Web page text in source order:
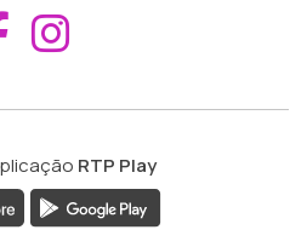
Aceder ao
RTP Play